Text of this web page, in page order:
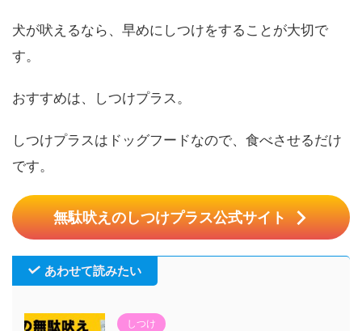
犬が吠えるなら、早めにしつけをすることが大切で
す。
おすすめは、しつけプラス。
しつけプラスはドッグフードなので、食べさせるだけ
です。
無駄吠えのしつけプラス公式サイト
あわせて読みたい
しつけ